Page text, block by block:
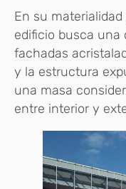
En su
edificio busca una
fachadas
y la estructura
una masa
entre interior y